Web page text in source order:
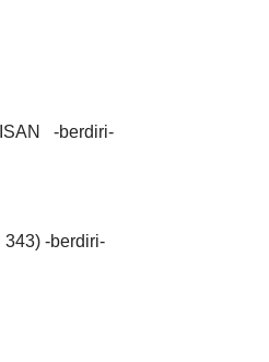
-berdiri-
343) -berdiri-